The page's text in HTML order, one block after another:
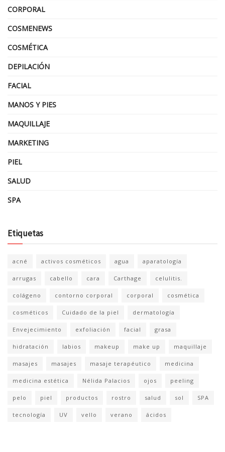
CORPORAL
COSMENEWS
COSMÉTICA
DEPILACIÓN
FACIAL
MANOS Y PIES
MAQUILLAJE
MARKETING
PIEL
SALUD
SPA
Etiquetas
acné activos cosméticos agua aparatología
arrugas cabello cara Carthage celulitis.
colágeno contorno corporal corporal cosmética
cosméticos Cuidado de la piel dermatología
Envejecimiento exfoliación facial grasa
hidratación labios makeup make up maquillaje
masajes masajes masaje terapéutico medicina
medicina estética Nélida Palacios ojos peeling
pelo piel productos rostro salud sol SPA
tecnología UV vello verano ácidos